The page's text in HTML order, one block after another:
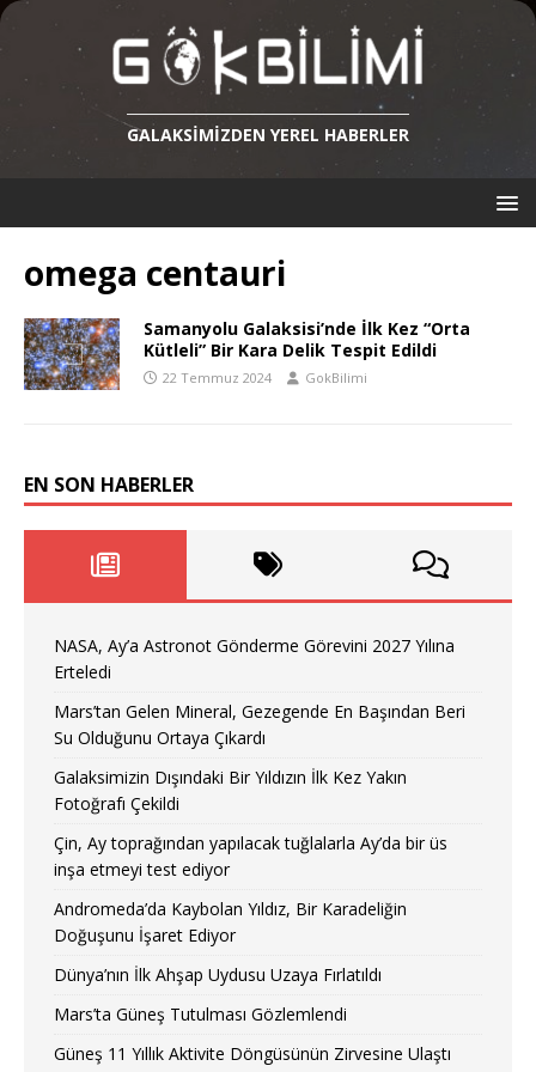
GALAKSIMIZDEN YEREL HABERLER
omega centauri
Samanyolu Galaksisi’nde İlk Kez “Orta
Kütleli” Bir Kara Delik Tespit Edildi
22 Temmuz 2024 GokBilimi
EN SON HABERLER
NASA, Ay’a Astronot Gönderme Görevini 2027 Yılına
Erteledi
Mars’tan Gelen Mineral, Gezegende En Başından Beri
Su Olduğunu Ortaya Çıkardı
Galaksimizin Dışındaki Bir Yıldızın İlk Kez Yakın
Fotoğrafı Çekildi
Çin, Ay toprağından yapılacak tuğlalarla Ay’da bir üs
inşa etmeyi test ediyor
Andromeda’da Kaybolan Yıldız, Bir Karadeliğin
Doğuşunu İşaret Ediyor
Dünya’nın İlk Ahşap Uydusu Uzaya Fırlatıldı
Mars’ta Güneş Tutulması Gözlemlendi
Güneş 11 Yıllık Aktivite Döngüsünün Zirvesine Ulaştı